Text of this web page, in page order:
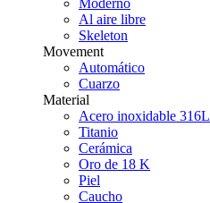
Moderno
Al aire libre
Skeleton
Movement
Automático
Cuarzo
Material
Acero inoxidable 316L
Titanio
Cerámica
Oro de 18 K
Piel
Caucho